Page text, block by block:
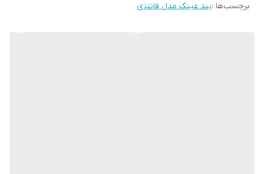
برچسب‌ها :بند عینک مدل فانتزی